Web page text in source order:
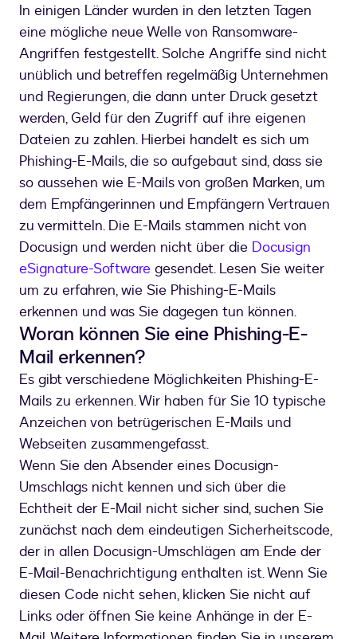
In einigen Länder wurden in den letzten Tagen
eine mögliche neue Welle von Ransomware-
Angriffen festgestellt. Solche Angriffe sind nicht
unüblich und betreffen regelmäßig Unternehmen
und Regierungen, die dann unter Druck gesetzt
werden, Geld für den Zugriff auf ihre eigenen
Dateien zu zahlen. Hierbei handelt es sich um
Phishing-E-Mails, die so aufgebaut sind, dass sie
so aussehen wie E-Mails von großen Marken, um
dem Empfängerinnen und Empfängern Vertrauen
zu vermitteln. Die E-Mails stammen nicht von
Docusign und werden nicht über die Docusign
eSignature-Software gesendet. Lesen Sie weiter
um zu erfahren, wie Sie Phishing-E-Mails
erkennen und was Sie dagegen tun können.
Woran können Sie eine Phishing-E-
Mail erkennen?
Es gibt verschiedene Möglichkeiten Phishing-E-
Mails zu erkennen. Wir haben für Sie 10 typische
Anzeichen von betrügerischen E-Mails und
Webseiten zusammengefasst.
Wenn Sie den Absender eines Docusign-
Umschlags nicht kennen und sich über die
Echtheit der E-Mail nicht sicher sind, suchen Sie
zunächst nach dem eindeutigen Sicherheitscode,
der in allen Docusign-Umschlägen am Ende der
E-Mail-Benachrichtigung enthalten ist. Wenn Sie
diesen Code nicht sehen, klicken Sie nicht auf
Links oder öffnen Sie keine Anhänge in der E-